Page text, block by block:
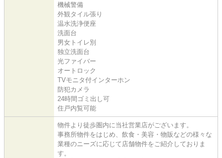
機械警備
外観タイル張り
温水洗浄便座
洗面台
男女トイレ別
独立洗面台
光ファイバー
オートロック
TVモニタ付インターホン
防犯カメラ
24時間ゴミ出し可
住戸内覧可能
物件より徒歩圏内に当社営業店がございます。
事務所物件をはじめ、飲食・美容・物販などの様々な
業種のニーズに応じて店舗物件をご紹介しておりま
す。